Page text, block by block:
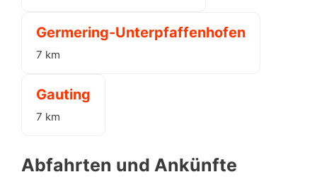
Germering-Unterpfaffenhofen
7 km
Gauting
7 km
Abfahrten und Ankünfte